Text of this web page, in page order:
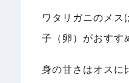
ワタリガニのメス
子（卵）がおすす
身の甘さはオスに